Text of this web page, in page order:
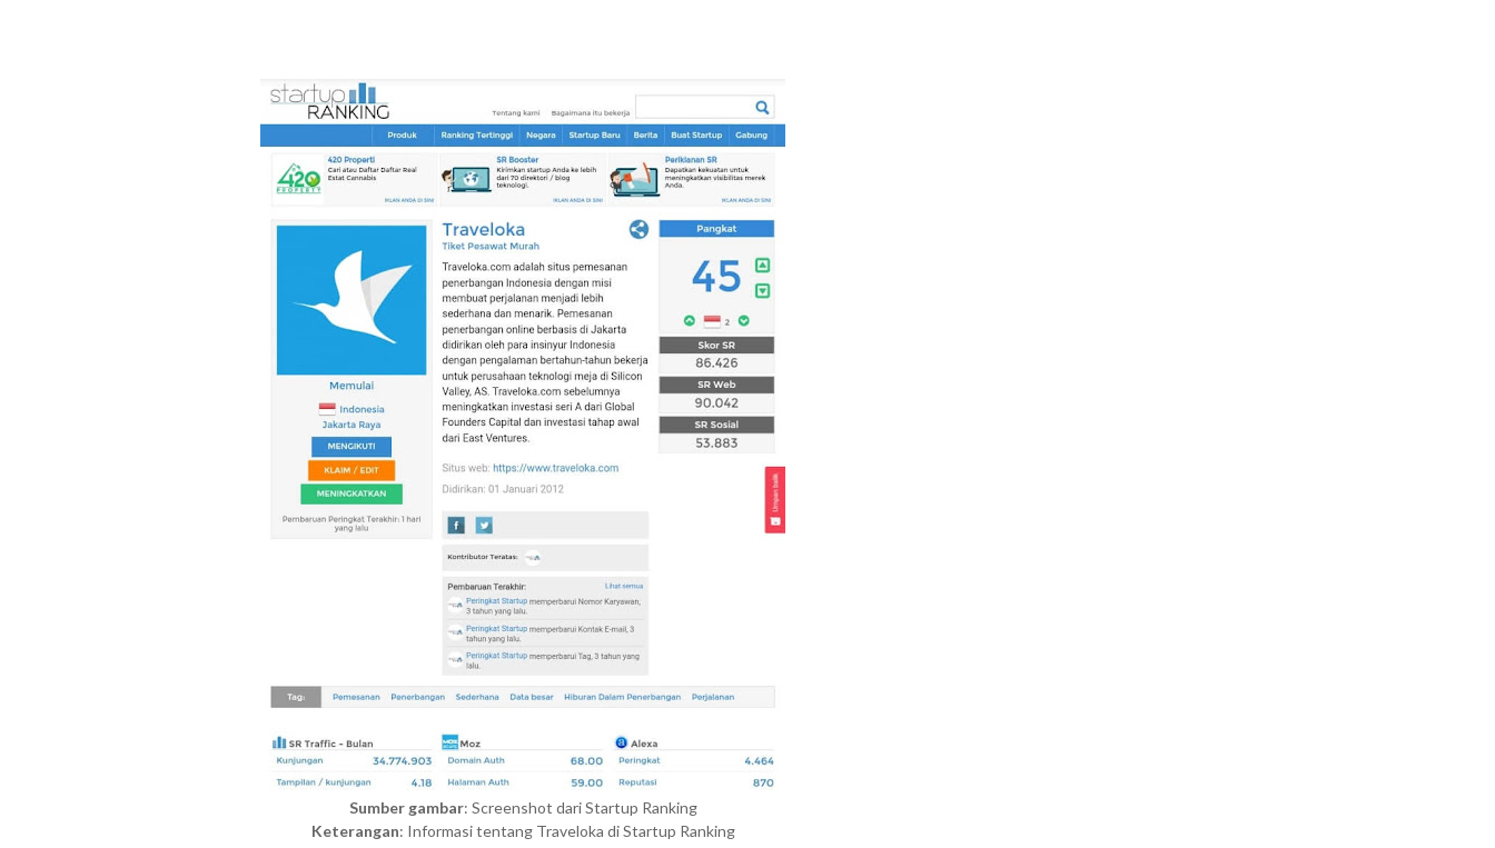
Sumber gambar: Screenshot dari Startup Ranking
Keterangan: Informasi tentang Traveloka di Startup Ranking